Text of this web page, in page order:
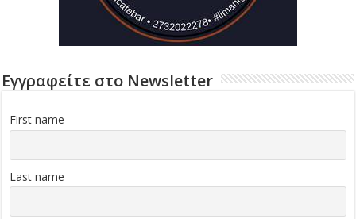
Εγγραφείτε στο Newsletter
First name
Last name